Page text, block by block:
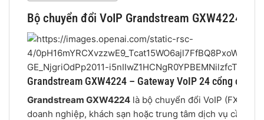
Bộ chuyển đổi VoIP Grandstream GXW4224 –
Grandstream GXW4224 – Gateway VoIP 24 cổng cho
Grandstream GXW4224 là bộ chuyển đổi VoIP (FXS
doanh nghiệp, khách sạn hoặc trung tâm dịch vụ cần